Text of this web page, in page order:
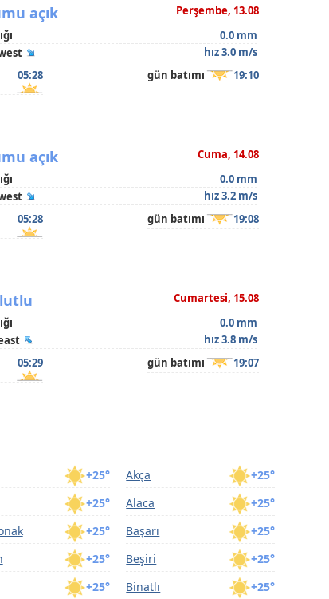
Perşembe, 13.08
açık
0.0 mm
hız 3.0 m/s
05:28 gün batımı 19:10
Cuma, 14.08
açık
0.0 mm
hız 3.2 m/s
05:28 gün batımı 19:08
Cumartesi, 15.08
0.0 mm
hız 3.8 m/s
05:29 gün batımı 19:07
+25° +25°
Akça
+25° +25°
Alaca
+25° +25°
Başarı
+25° +25°
Beşiri
+25° +25°
Binatlı